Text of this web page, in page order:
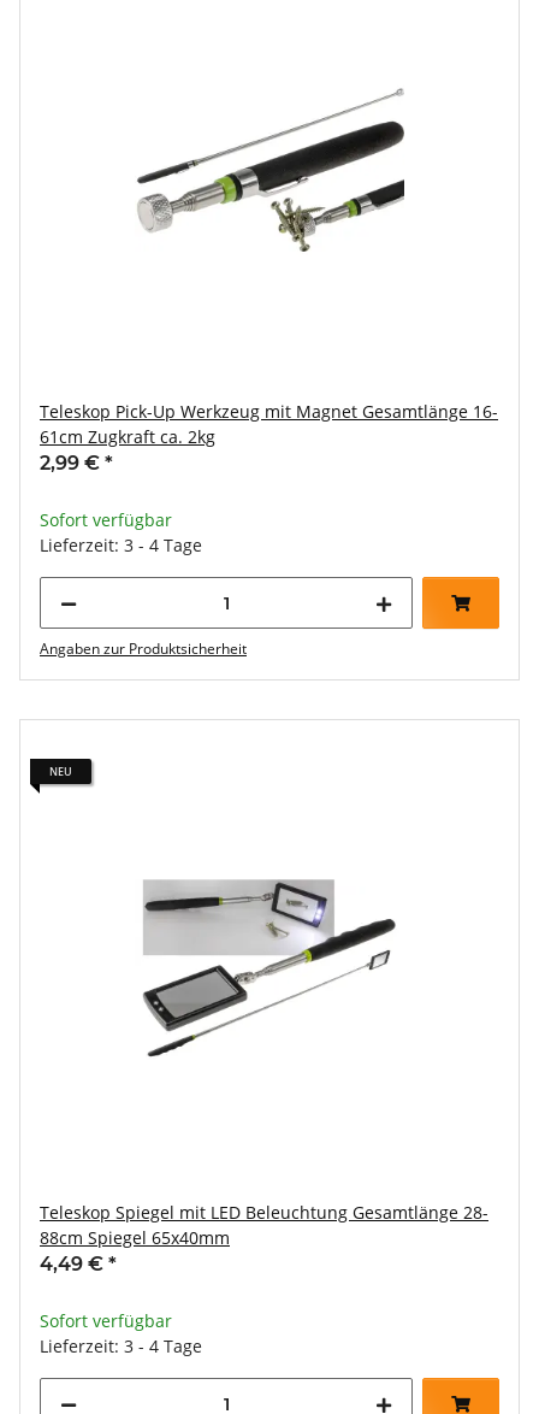
Teleskop Pick-Up Werkzeug mit Magnet Gesamtlänge 16-
61cm Zugkraft ca. 2kg
2,99 € *
Sofort verfügbar
Lieferzeit: 3 - 4 Tage
Angaben zur Produktsicherheit
NEU
Teleskop Spiegel mit LED Beleuchtung Gesamtlänge 28-
88cm Spiegel 65x40mm
4,49 € *
Sofort verfügbar
Lieferzeit: 3 - 4 Tage